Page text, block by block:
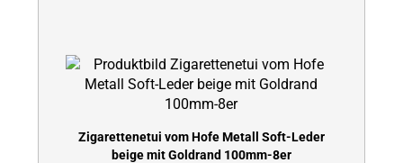
Zigarettenetui vom Hofe Metall Soft-Leder
beige mit Goldrand 100mm-8er